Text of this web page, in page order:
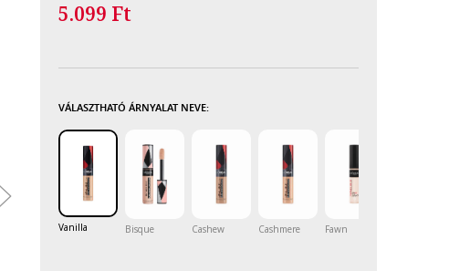
5.099 Ft
VÁLASZTHATÓ ÁRNYALAT NEVE:
Vanilla Bisque Cashew Cashmere Fawn